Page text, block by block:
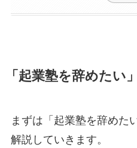
「起業塾を辞めたい
まずは「起業塾を辞めた
解説していきます。